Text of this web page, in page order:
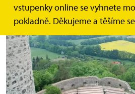
vstupenky online se vyhnete
pokladně. Děkujeme a těšíme